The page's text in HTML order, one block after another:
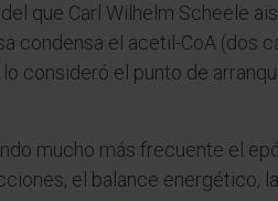
que Carl Wilhelm Scheele
condensa el acetil-CoA (dos
consideró el punto de
mucho más frecuente el
el balance energético,